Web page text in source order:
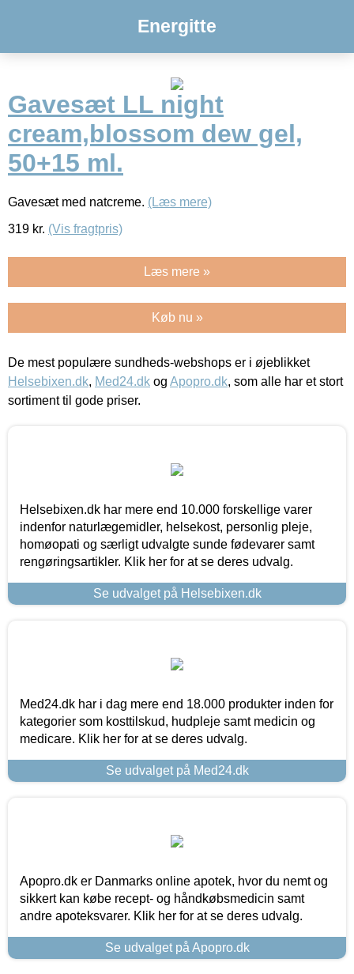
Energitte
Gavesæt LL night
cream,blossom dew gel,
50+15 ml.
Gavesæt med natcreme. (Læs mere)
319 kr. (Vis fragtpris)
Læs mere »
Køb nu »
De mest populære sundheds-webshops er i øjeblikket
Helsebixen.dk, Med24.dk og Apopro.dk, som alle har et stort
sortiment til gode priser.
Helsebixen.dk har mere end 10.000 forskellige varer
indenfor naturlægemidler, helsekost, personlig pleje,
homøopati og særligt udvalgte sunde fødevarer samt
rengøringsartikler. Klik her for at se deres udvalg.
Se udvalget på Helsebixen.dk
Med24.dk har i dag mere end 18.000 produkter inden for
kategorier som kosttilskud, hudpleje samt medicin og
medicare. Klik her for at se deres udvalg.
Se udvalget på Med24.dk
Apopro.dk er Danmarks online apotek, hvor du nemt og
sikkert kan købe recept- og håndkøbsmedicin samt
andre apoteksvarer. Klik her for at se deres udvalg.
Se udvalget på Apopro.dk